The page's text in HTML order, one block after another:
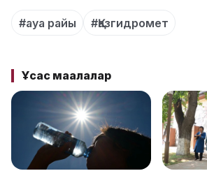
#ауа райы #Қазгидромет
Ұқсас мақалалар